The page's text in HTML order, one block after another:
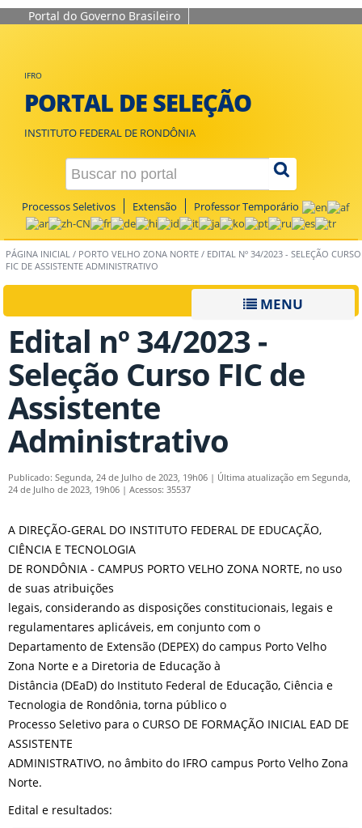
Portal do Governo Brasileiro
IFRO
PORTAL DE SELEÇÃO
INSTITUTO FEDERAL DE RONDÔNIA
Processos Seletivos Extensão Professor Temporário
PÁGINA INICIAL / PORTO VELHO ZONA NORTE / EDITAL Nº 34/2023 - SELEÇÃO CURSO
FIC DE ASSISTENTE ADMINISTRATIVO
MENU
Edital nº 34/2023 -
Seleção Curso FIC de
Assistente
Administrativo
Publicado: Segunda, 24 de Julho de 2023, 19h06 | Última atualização em Segunda,
24 de Julho de 2023, 19h06 | Acessos: 35537
A DIREÇÃO-GERAL DO INSTITUTO FEDERAL DE EDUCAÇÃO,
CIÊNCIA E TECNOLOGIA
DE RONDÔNIA - CAMPUS PORTO VELHO ZONA NORTE, no uso
de suas atribuições
legais, considerando as disposições constitucionais, legais e
regulamentares aplicáveis, em conjunto com o
Departamento de Extensão (DEPEX) do campus Porto Velho
Zona Norte e a Diretoria de Educação à
Distância (DEaD) do Instituto Federal de Educação, Ciência e
Tecnologia de Rondônia, torna público o
Processo Seletivo para o CURSO DE FORMAÇÃO INICIAL EAD DE
ASSISTENTE
ADMINISTRATIVO, no âmbito do IFRO campus Porto Velho Zona
Norte.
Edital e resultados: